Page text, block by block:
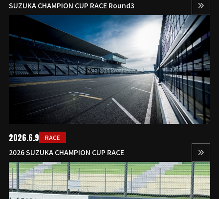
SUZUKA CHAMPION CUP RACE Round3
2026.6.9 RACE
2026 SUZUKA CHAMPION CUP RACE